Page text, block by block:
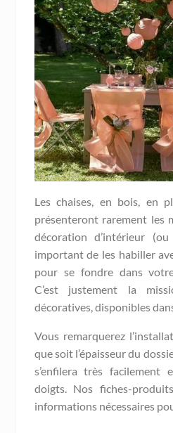
Les chaises, en bois, en
présenteront rarement les
décoration d’intérieur
important de les habiller
pour se fondre dans
C’est justement la
décoratives, disponibles
Vous remarquerez
que soit l’épaisseur du
s’enfilera très facilement
doigts. Nos fiches-
informations nécessaires